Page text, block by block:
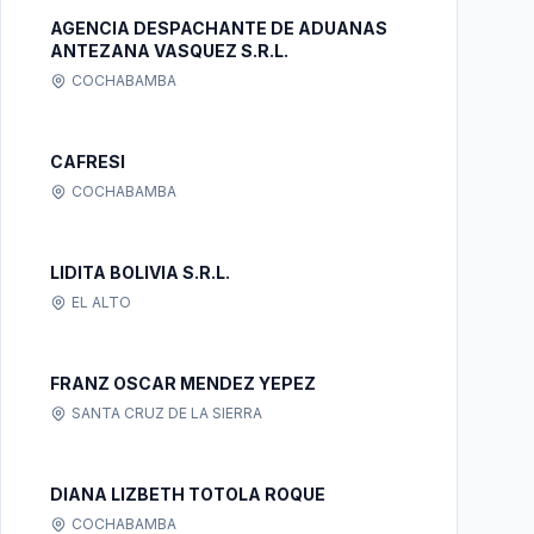
AGENCIA DESPACHANTE DE ADUANAS
ANTEZANA VASQUEZ S.R.L.
COCHABAMBA
CAFRESI
COCHABAMBA
LIDITA BOLIVIA S.R.L.
EL ALTO
FRANZ OSCAR MENDEZ YEPEZ
SANTA CRUZ DE LA SIERRA
DIANA LIZBETH TOTOLA ROQUE
COCHABAMBA